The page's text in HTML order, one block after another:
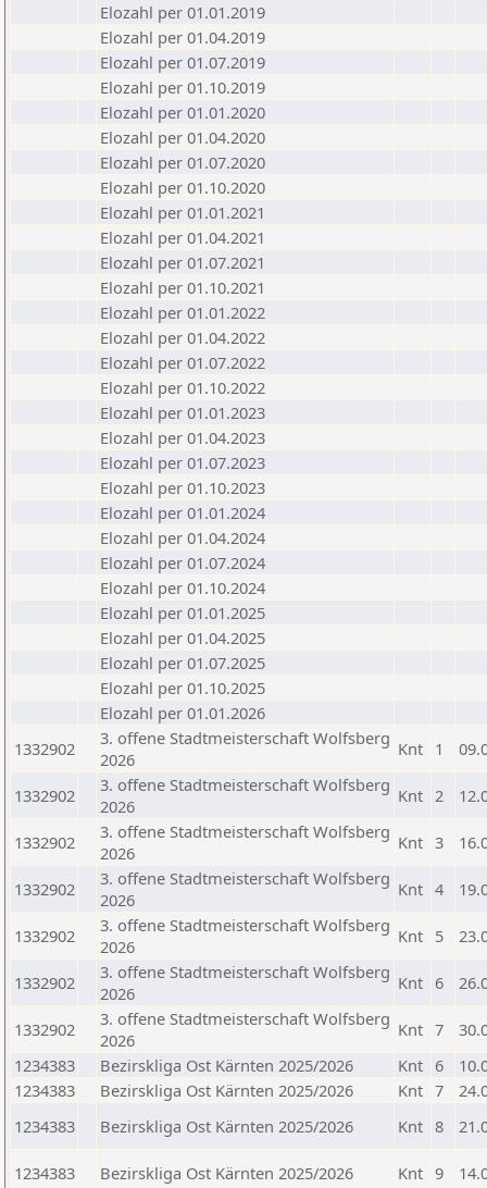
Elozahl per 01.01.2019
Elozahl per 01.04.2019
Elozahl per 01.07.2019
Elozahl per 01.10.2019
Elozahl per 01.01.2020
Elozahl per 01.04.2020
Elozahl per 01.07.2020
Elozahl per 01.10.2020
Elozahl per 01.01.2021
Elozahl per 01.04.2021
Elozahl per 01.07.2021
Elozahl per 01.10.2021
Elozahl per 01.01.2022
Elozahl per 01.04.2022
Elozahl per 01.07.2022
Elozahl per 01.10.2022
Elozahl per 01.01.2023
Elozahl per 01.04.2023
Elozahl per 01.07.2023
Elozahl per 01.10.2023
Elozahl per 01.01.2024
Elozahl per 01.04.2024
Elozahl per 01.07.2024
Elozahl per 01.10.2024
Elozahl per 01.01.2025
Elozahl per 01.04.2025
Elozahl per 01.07.2025
Elozahl per 01.10.2025
Elozahl per 01.01.2026
1332902
3. offene Stadtmeisterschaft Wolfsberg
2026
Knt 1
1332902
3. offene Stadtmeisterschaft Wolfsberg
2026
Knt 2
1332902
3. offene Stadtmeisterschaft Wolfsberg
2026
Knt 3
1332902
3. offene Stadtmeisterschaft Wolfsberg
2026
Knt 4
1332902
3. offene Stadtmeisterschaft Wolfsberg
2026
Knt 5
1332902
3. offene Stadtmeisterschaft Wolfsberg
2026
Knt 6
1332902
3. offene Stadtmeisterschaft Wolfsberg
2026
Knt 7
1234383
Bezirskliga Ost Kärnten 2025/2026 Knt 6
1234383
Bezirskliga Ost Kärnten 2025/2026 Knt 7
1234383
Bezirskliga Ost Kärnten 2025/2026 Knt 8
1234383 Bezirskliga Ost Kärnten 2025/2026 Knt 9